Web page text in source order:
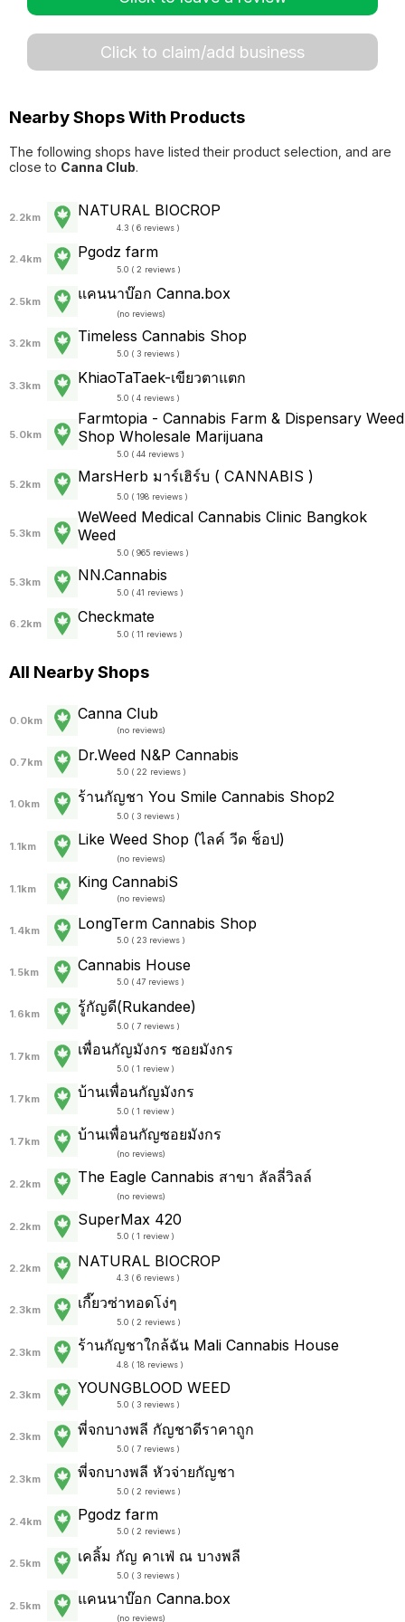
Click to claim/add business
Nearby Shops With Products
The following shops have listed their product selection, and are
close to Canna Club.
2.2km NATURAL BIOCROP
4.3 ( 6 reviews )
2.4km Pgodz farm
5.0 ( 2 reviews )
2.5km แคนนาบ๊อก Canna.box
(no reviews)
3.2km Timeless Cannabis Shop
5.0 ( 3 reviews )
3.3km KhiaoTaTaek-เขียวตาแตก
5.0 ( 4 reviews )
5.0km
Farmtopia - Cannabis Farm & Dispensary Weed
Shop Wholesale Marijuana
5.0 ( 44 reviews )
5.2km MarsHerb มาร์เฮิร์บ ( CANNABIS )
5.0 ( 198 reviews )
5.3km
WeWeed Medical Cannabis Clinic Bangkok
Weed
5.0 ( 965 reviews )
5.3km NN.Cannabis
5.0 ( 41 reviews )
6.2km Checkmate
5.0 ( 11 reviews )
All Nearby Shops
0.0km Canna Club
(no reviews)
0.7km Dr.Weed N&P Cannabis
5.0 ( 22 reviews )
1.0km ร้านกัญชา You Smile Cannabis Shop2
5.0 ( 3 reviews )
1.1km Like Weed Shop (ไลค์ วีด ช็อป)
(no reviews)
1.1km King CannabiS
(no reviews)
1.4km LongTerm Cannabis Shop
5.0 ( 23 reviews )
1.5km Cannabis House
5.0 ( 47 reviews )
1.6km รู้กัญดี(Rukandee)
5.0 ( 7 reviews )
1.7km เพื่อนกัญมังกร ซอยมังกร
5.0 ( 1 review )
1.7km บ้านเพื่อนกัญมังกร
5.0 ( 1 review )
1.7km บ้านเพื่อนกัญซอยมังกร
(no reviews)
2.2km The Eagle Cannabis สาขา ลัลลี่วิลล์
(no reviews)
2.2km SuperMax 420
5.0 ( 1 review )
2.2km NATURAL BIOCROP
4.3 ( 6 reviews )
2.3km เกี๊ยวซ่าทอดโง่ๆ
5.0 ( 2 reviews )
2.3km ร้านกัญชาใกล้ฉัน Mali Cannabis House
4.8 ( 18 reviews )
2.3km YOUNGBLOOD WEED
5.0 ( 3 reviews )
2.3km พี่จกบางพลี กัญชาดีราคาถูก
5.0 ( 7 reviews )
2.3km พี่จกบางพลี หัวจ่ายกัญชา
5.0 ( 2 reviews )
2.4km Pgodz farm
5.0 ( 2 reviews )
2.5km เคลิ้ม กัญ คาเฟ่ ณ บางพลี
5.0 ( 3 reviews )
2.5km แคนนาบ๊อก Canna.box
(no reviews)